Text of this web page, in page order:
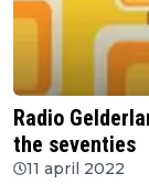
Radio
the seventies
11 april 2022